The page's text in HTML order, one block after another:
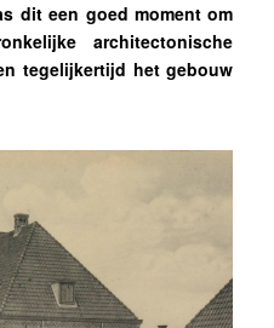
dit een goed moment om
architectonische
tegelijkertijd het gebouw